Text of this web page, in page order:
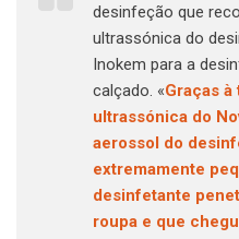
desinfeção que
ultrassónica do
Inokem para a
calçado. «Graças
ultrassónica do
aerossol do
extremamente
desinfetante
roupa e que